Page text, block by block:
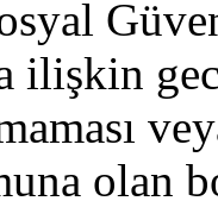
ilişkin
olan